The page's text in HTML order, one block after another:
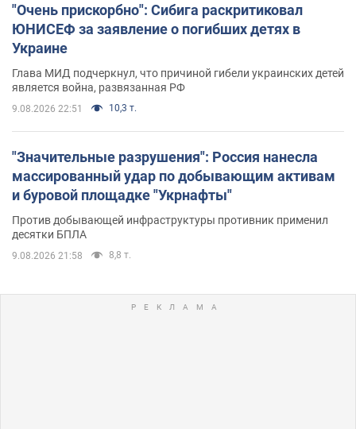
"Очень прискорбно": Сибига раскритиковал
ЮНИСЕФ за заявление о погибших детях в
Украине
Глава МИД подчеркнул, что причиной гибели украинских детей
является война, развязанная РФ
9.08.2026 22:51 10,3 т.
"Значительные разрушения": Россия нанесла
массированный удар по добывающим активам
и буровой площадке "Укрнафты"
Против добывающей инфраструктуры противник применил
десятки БПЛА
9.08.2026 21:58 8,8 т.